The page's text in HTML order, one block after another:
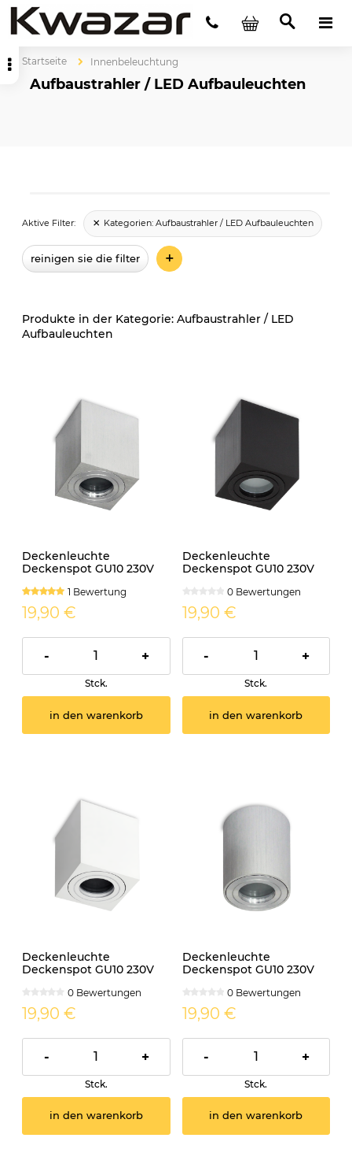
Startseite Innenbeleuchtung
Aufbaustrahler / LED Aufbauleuchten
Aktive Filter: Kategorien: Aufbaustrahler / LED Aufbauleuchten
reinigen sie die filter +
Aufbaustrahler / LED
Aufbauleuchten
Deckenleuchte
Deckenspot GU10 230V
aluminium1 Bewertung
19,90 €
- +
Stck.
in den warenkorb
Deckenleuchte
Deckenspot GU10 230V
schwarz0 Bewertungen
19,90 €
- +
Stck.
in den warenkorb
Deckenleuchte
Deckenspot GU10 230V
0 Bewertungen
19,90 €
- +
Stck.
in den warenkorb
Deckenleuchte
Deckenspot GU10 230V
aluminium0 Bewertungen
19,90 €
- +
Stck.
in den warenkorb